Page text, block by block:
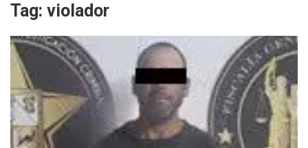
Tag: violador